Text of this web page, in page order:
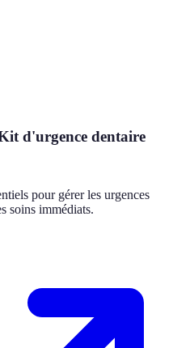
d'urgence dentaire
pour gérer les urgences
soins immédiats.